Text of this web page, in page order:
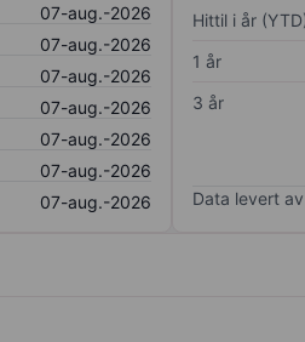
07-aug.-2026
07-aug.-2026
07-aug.-2026
07-aug.-2026
07-aug.-2026
07-aug.-2026
07-aug.-2026
Hittil i år
1 år
3 år
Data levert av